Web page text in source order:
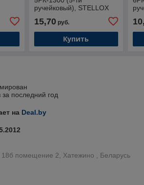
ручейковый), STELLOX
15,70руб.
Купить
последний год
на Deal.by
18б помещение 2, Хатежино , Беларусь